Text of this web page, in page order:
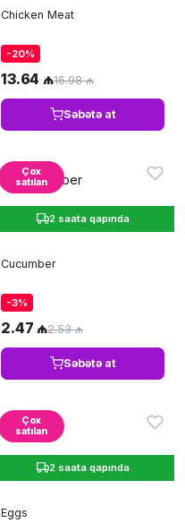
Chicken Meat
-20%
13.64 ₼16.98 ₼
Səbətə at
Çox
satılan
2 saata qapında
Cucumber
-3%
2.47 ₼2.53 ₼
Səbətə at
Çox
satılan
2 saata qapında
Eggs